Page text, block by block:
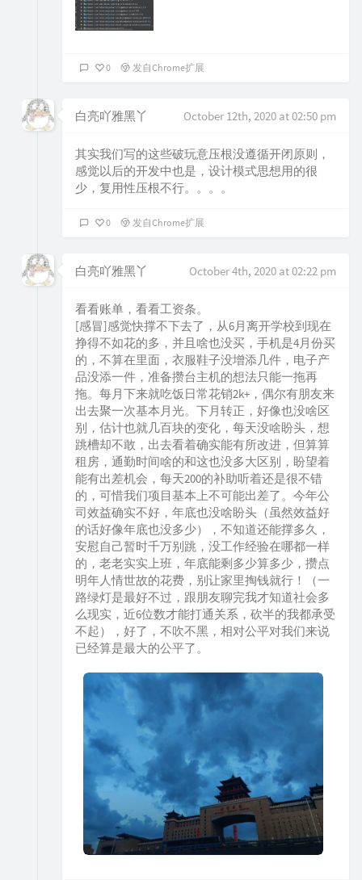
0 发自Chrome扩展
白亮吖雅黑丫 October 12th, 2020 at 02:50 pm
其实我们写的这些破玩意压根没遵循开闭原则，
感觉以后的开发中也是，设计模式思想用的很
少，复用性压根不行。。。。
0 发自Chrome扩展
白亮吖雅黑丫 October 4th, 2020 at 02:22 pm
看看账单，看看工资条。
[感冒]感觉快撑不下去了，从6月离开学校到现在
挣得不如花的多，并且啥也没买，手机是4月份买
的，不算在里面，衣服鞋子没增添几件，电子产
品没添一件，准备攒台主机的想法只能一拖再
拖。每月下来就吃饭日常花销2k+，偶尔有朋友来
出去聚一次基本月光。下月转正，好像也没啥区
别，估计也就几百块的变化，每天没啥盼头，想
跳槽却不敢，出去看着确实能有所改进，但算算
租房，通勤时间啥的和这也没多大区别，盼望着
能有出差机会，每天200的补助听着还是很不错
的，可惜我们项目基本上不可能出差了。今年公
司效益确实不好，年底也没啥盼头（虽然效益好
的话好像年底也没多少），不知道还能撑多久，
安慰自己暂时千万别跳，没工作经验在哪都一样
的，老老实实上班，年底能剩多少算多少，攒点
明年人情世故的花费，别让家里掏钱就行！（一
路绿灯是最好不过，跟朋友聊完我才知道社会多
么现实，近6位数才能打通关系，砍半的我都承受
不起），好了，不吹不黑，相对公平对我们来说
已经算是最大的公平了。